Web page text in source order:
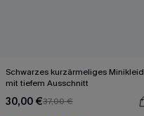
Schwarzes kurzärmeliges Minikleid
mit tiefem Ausschnitt
30,00 €37,00 €
Mit Gratis-Maßband